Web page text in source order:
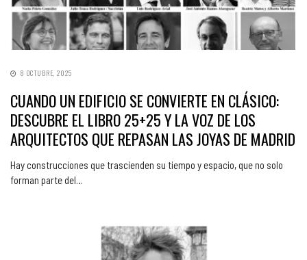
8 OCTUBRE, 2025
CUANDO UN EDIFICIO SE CONVIERTE EN CLÁSICO:
DESCUBRE EL LIBRO 25+25 Y LA VOZ DE LOS
ARQUITECTOS QUE REPASAN LAS JOYAS DE MADRID
Hay construcciones que trascienden su tiempo y espacio, que no solo
forman parte del…